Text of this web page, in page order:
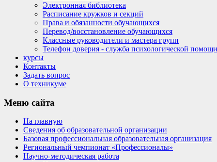
Электронная библиотека
Расписание кружков и секций
Права и обязанности обучающихся
Перевод/восстановление обучающихся
Классные руководители и мастера групп
Телефон доверия - служба психологической помощи
курсы
Контакты
Задать вопрос
О техникуме
Меню сайта
На главную
Сведения об образовательной организации
Базовая профессиональная образовательная организация
Региональный чемпионат «Профессионалы»
Научно-методическая работа